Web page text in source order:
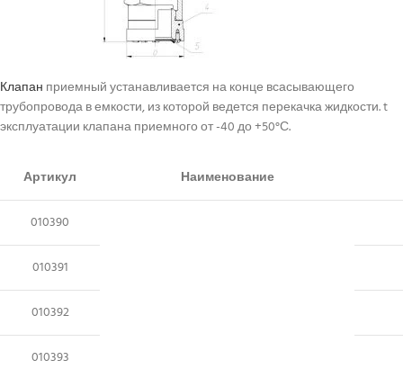
Клапан приемный устанавливается на конце всасывающего
трубопровода в емкости, из которой ведется перекачка жидкости. t
эксплуатации клапана приемного от -40 до +50°С.
Артикул Наименование
010390
010391
010392
010393